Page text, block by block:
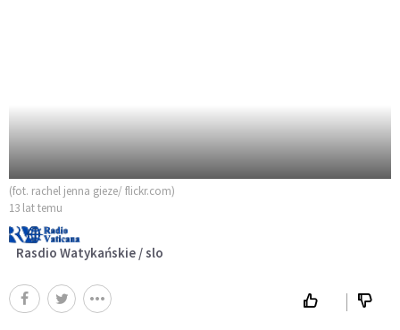
(fot. rachel jenna gieze/ flickr.com)
13 lat temu
Rasdio Watykańskie / slo